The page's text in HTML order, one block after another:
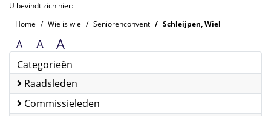
U bevindt zich hier:
Home
Wie is wie Seniorenconvent Schleijpen, Wiel
A A A
Categorieën
Raadsleden
Commissieleden